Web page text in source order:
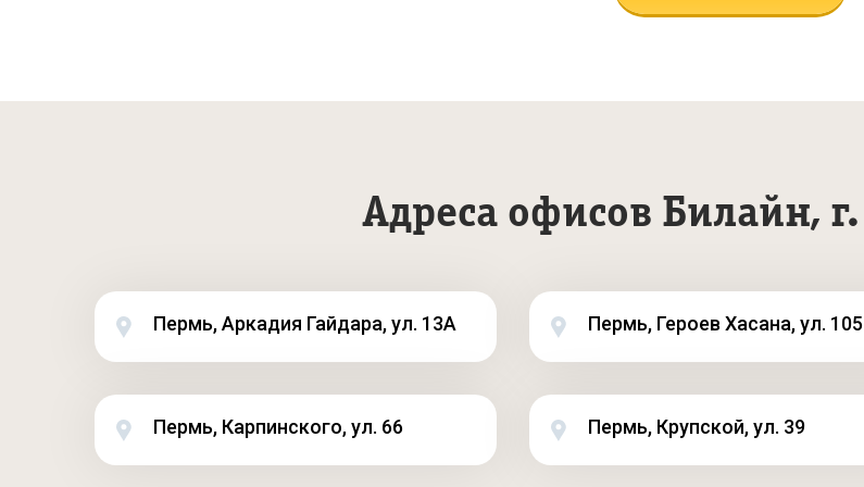
Адреса офисов Билайн, г.
Пермь, Аркадия Гайдара, ул. 13А Пермь, Героев Хасана, ул. 105
Пермь, Карпинского, ул. 66 Пермь, Крупской, ул. 39